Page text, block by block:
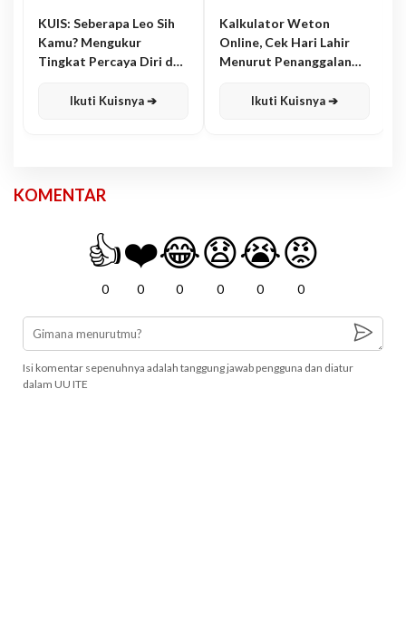
KUIS: Seberapa Leo Sih
Kamu? Mengukur
Tingkat Percaya Diri dan
Ikuti Kuisnya ➔
Kalkulator Weton
Online, Cek Hari Lahir
Menurut Penanggalan
Ikuti Kuisnya ➔
KOMENTAR
👍
0
❤️
0
😂
0
😧
0
😭
0
😡
0
Isi komentar sepenuhnya adalah tanggung jawab pengguna dan diatur
dalam UU ITE